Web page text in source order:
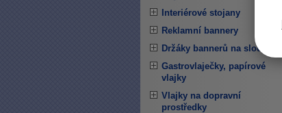
Interiérové stojany
Reklamní bannery
Držáky bannerů na sloupy
Gastrovlaječky, papírové
vlajky
Vlajky na dopravní
prostředky